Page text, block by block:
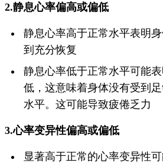
2.静息心率偏高或偏低
静息心率高于正常水平表明
到充分恢复
静息心率低于正常水平可能
低，这意味着身体没有受到
水平。这可能导致疲倦乏力
3.心率变异性偏高或偏低
显著高于正常的心率变异性